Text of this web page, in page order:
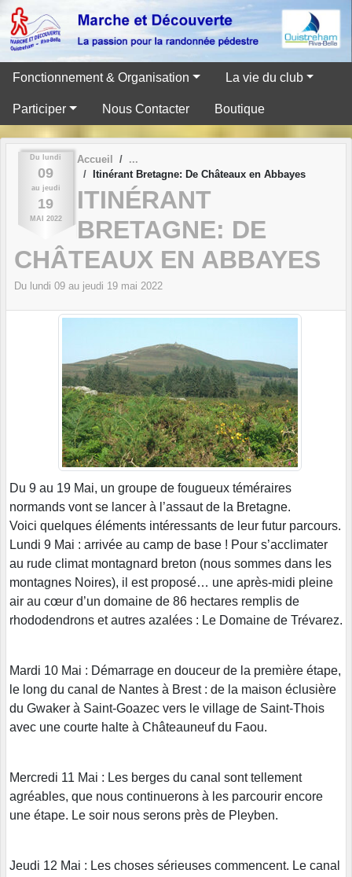
Fonctionnement & Organisation La vie du club
Participer Nous Contacter Boutique
Du lundi
09
au jeudi
19
MAI 2022
Accueil
Itinérant Bretagne: De Châteaux en Abbayes
ITINÉRANT
BRETAGNE: DE
CHÂTEAUX EN ABBAYES
Du lundi 09 au jeudi 19 mai 2022
Du 9 au 19 Mai, un groupe de fougueux téméraires
normands vont se lancer à l’assaut de la Bretagne.
Voici quelques éléments intéressants de leur futur parcours.
Lundi 9 Mai : arrivée au camp de base ! Pour s’acclimater
au rude climat montagnard breton (nous sommes dans les
montagnes Noires), il est proposé… une après-midi pleine
air au cœur d’un domaine de 86 hectares remplis de
rhododendrons et autres azalées : Le Domaine de Trévarez.
Mardi 10 Mai : Démarrage en douceur de la première étape,
le long du canal de Nantes à Brest : de la maison éclusière
du Gwaker à Saint-Goazec vers le village de Saint-Thois
avec une courte halte à Châteauneuf du Faou.
Mercredi 11 Mai : Les berges du canal sont tellement
agréables, que nous continuerons à les parcourir encore
une étape. Le soir nous serons près de Pleyben.
Jeudi 12 Mai : Les choses sérieuses commencent. Le canal
Panneau de gestion des cookies